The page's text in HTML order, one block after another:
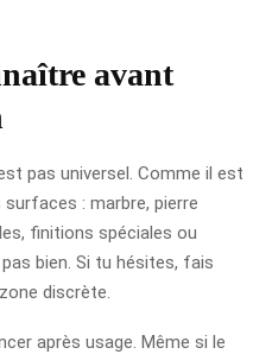
avant
pas universel. Comme il est
: marbre, pierre
finitions spéciales ou
bien. Si tu hésites, fais
discrète.
après usage. Même si le